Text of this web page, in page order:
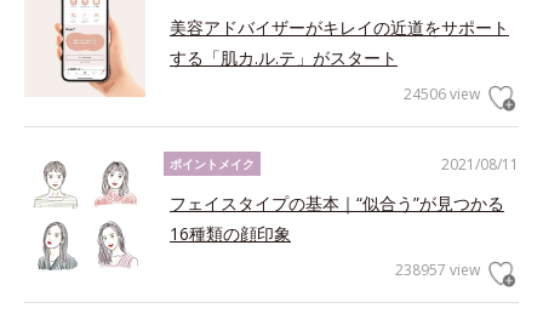
美容アドバイザーがキレイの近道をサポート
する「肌カ.ル.テ」がスタート
24506 view
2021/08/11
ポイントメイク
フェイスタイプの基本｜“似合う”が見つかる
16種類の顔印象
238957 view